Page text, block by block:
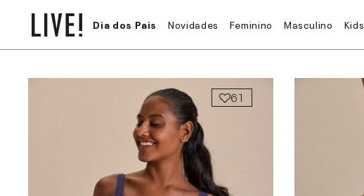
Dia dos Pais Novidades Feminino Masculino Kids
61